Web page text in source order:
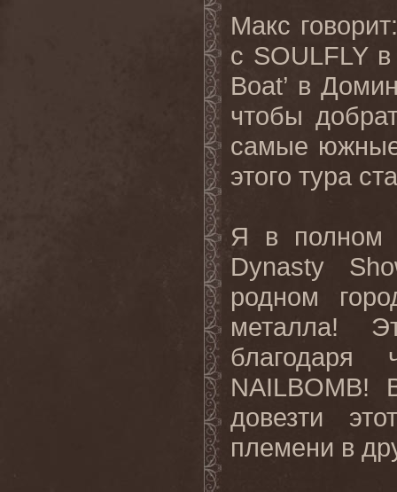
Макс
с SOULFLY
Boat’ в
чтобы
самые
этого тура
Я в полном
Dynasty
родном
металла!
благодаря
NAILBOMB!
довезти
племени в